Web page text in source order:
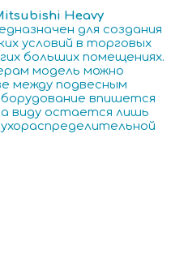
Heavy
для создания
условий в торговых
больших помещениях.
модель можно
между подвесным
впишется
виду остается лишь